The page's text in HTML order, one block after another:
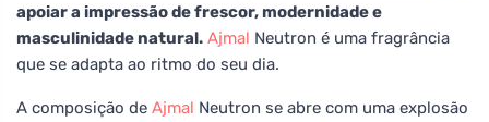
apoiar a impressão de frescor, modernidade e
masculinidade natural. Ajmal Neutron é uma fragrância
que se adapta ao ritmo do seu dia.
A composição de Ajmal Neutron se abre com uma explosão